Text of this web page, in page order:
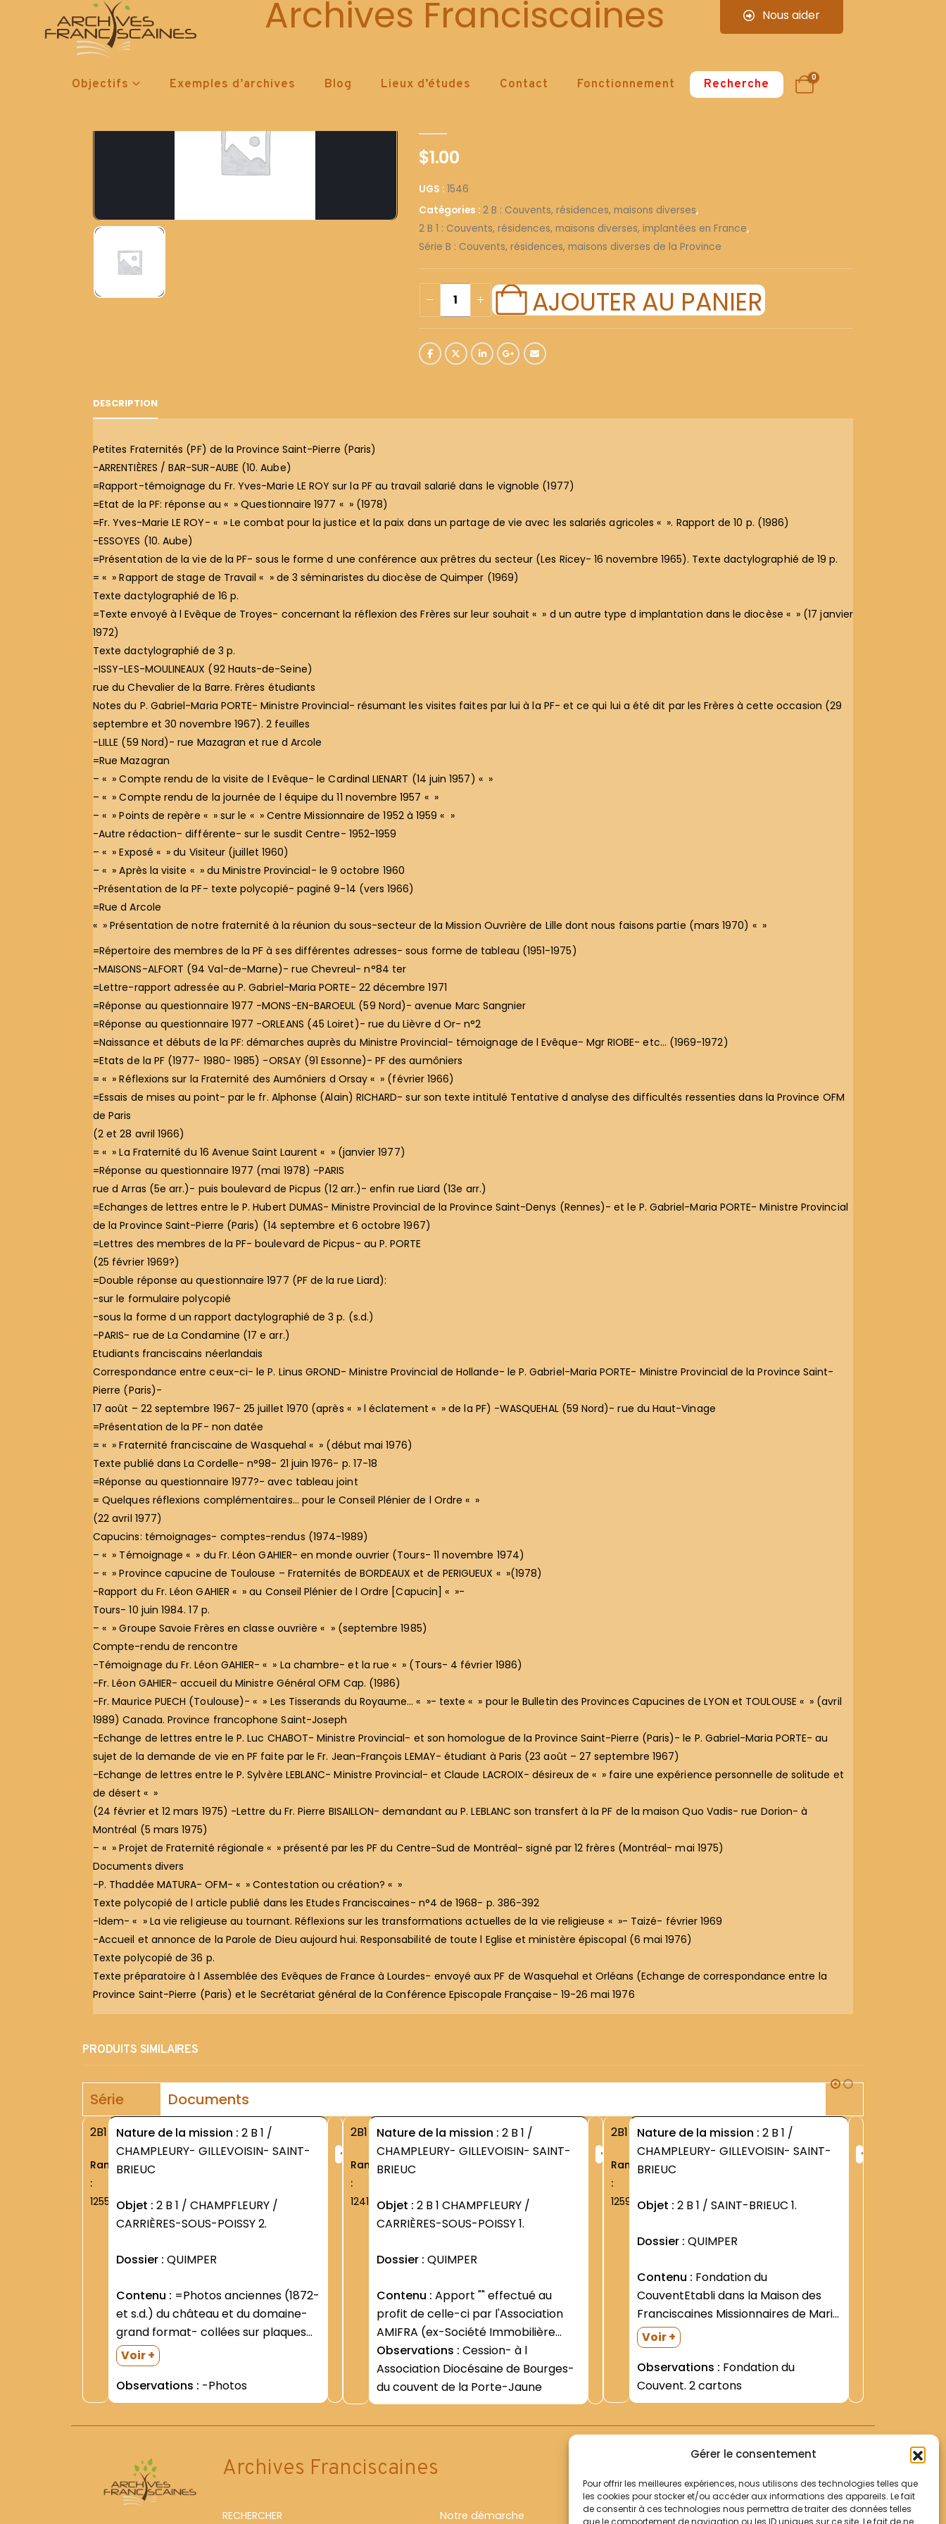
Gérer le consentement
Pour offrir les meilleures expériences, nous utilisons des technologies telles que
les cookies pour stocker et/ou accéder aux informations des appareils. Le fait
de consentir à ces technologies nous permettra de traiter des données telles
que le comportement de navigation ou les ID uniques sur ce site. Le fait de ne
Archives Franciscaines Nous aider
Objectifs Exemples d’archives Blog Lieux d’études Contact Fonctionnement Recherche 0
1546
$1.00
UGS : 1546
Catégories : 2 B : Couvents, résidences, maisons diverses,
2 B 1 : Couvents, résidences, maisons diverses, implantées en France,
Série B : Couvents, résidences, maisons diverses de la Province
AJOUTER AU PANIER
DESCRIPTION
Petites Fraternités (PF) de la Province Saint-Pierre (Paris)
-ARRENTIÈRES / BAR-SUR-AUBE (10. Aube)
=Rapport-témoignage du Fr. Yves-Marie LE ROY sur la PF au travail salarié dans le vignoble (1977)
=Etat de la PF: réponse au « » Questionnaire 1977 « » (1978)
=Fr. Yves-Marie LE ROY- « » Le combat pour la justice et la paix dans un partage de vie avec les salariés agricoles « ». Rapport de 10 p. (1986)
-ESSOYES (10. Aube)
=Présentation de la vie de la PF- sous le forme d une conférence aux prêtres du secteur (Les Ricey- 16 novembre 1965). Texte dactylographié de 19 p.
= « » Rapport de stage de Travail « » de 3 séminaristes du diocèse de Quimper (1969)
Texte dactylographié de 16 p.
=Texte envoyé à l Evêque de Troyes- concernant la réflexion des Frères sur leur souhait « » d un autre type d implantation dans le diocèse « » (17 janvier
1972)
Texte dactylographié de 3 p.
-ISSY-LES-MOULINEAUX (92 Hauts-de-Seine)
rue du Chevalier de la Barre. Frères étudiants
Notes du P. Gabriel-Maria PORTE- Ministre Provincial- résumant les visites faites par lui à la PF- et ce qui lui a été dit par les Frères à cette occasion (29
septembre et 30 novembre 1967). 2 feuilles
-LILLE (59 Nord)- rue Mazagran et rue d Arcole
=Rue Mazagran
– « » Compte rendu de la visite de l Evêque- le Cardinal LIENART (14 juin 1957) « »
– « » Compte rendu de la journée de l équipe du 11 novembre 1957 « »
– « » Points de repère « » sur le « » Centre Missionnaire de 1952 à 1959 « »
-Autre rédaction- différente- sur le susdit Centre- 1952-1959
– « » Exposé « » du Visiteur (juillet 1960)
– « » Après la visite « » du Ministre Provincial- le 9 octobre 1960
-Présentation de la PF- texte polycopié- paginé 9-14 (vers 1966)
=Rue d Arcole
« » Présentation de notre fraternité à la réunion du sous-secteur de la Mission Ouvrière de Lille dont nous faisons partie (mars 1970) « »
=Répertoire des membres de la PF à ses différentes adresses- sous forme de tableau (1951-1975)
-MAISONS-ALFORT (94 Val-de-Marne)- rue Chevreul- n°84 ter
=Lettre-rapport adressée au P. Gabriel-Maria PORTE- 22 décembre 1971
=Réponse au questionnaire 1977 -MONS-EN-BAROEUL (59 Nord)- avenue Marc Sangnier
=Réponse au questionnaire 1977 -ORLEANS (45 Loiret)- rue du Lièvre d Or- n°2
=Naissance et débuts de la PF: démarches auprès du Ministre Provincial- témoignage de l Evêque- Mgr RIOBE- etc… (1969-1972)
=Etats de la PF (1977- 1980- 1985) -ORSAY (91 Essonne)- PF des aumôniers
= « » Réflexions sur la Fraternité des Aumôniers d Orsay « » (février 1966)
=Essais de mises au point- par le fr. Alphonse (Alain) RICHARD- sur son texte intitulé Tentative d analyse des difficultés ressenties dans la Province OFM
de Paris
(2 et 28 avril 1966)
= « » La Fraternité du 16 Avenue Saint Laurent « » (janvier 1977)
=Réponse au questionnaire 1977 (mai 1978) -PARIS
rue d Arras (5e arr.)- puis boulevard de Picpus (12 arr.)- enfin rue Liard (13e arr.)
=Echanges de lettres entre le P. Hubert DUMAS- Ministre Provincial de la Province Saint-Denys (Rennes)- et le P. Gabriel-Maria PORTE- Ministre Provincial
de la Province Saint-Pierre (Paris) (14 septembre et 6 octobre 1967)
=Lettres des membres de la PF- boulevard de Picpus- au P. PORTE
(25 février 1969?)
=Double réponse au questionnaire 1977 (PF de la rue Liard):
-sur le formulaire polycopié
-sous la forme d un rapport dactylographié de 3 p. (s.d.)
-PARIS- rue de La Condamine (17 e arr.)
Etudiants franciscains néerlandais
Correspondance entre ceux-ci- le P. Linus GROND- Ministre Provincial de Hollande- le P. Gabriel-Maria PORTE- Ministre Provincial de la Province Saint-
Pierre (Paris)-
17 août – 22 septembre 1967- 25 juillet 1970 (après « » l éclatement « » de la PF) -WASQUEHAL (59 Nord)- rue du Haut-Vinage
=Présentation de la PF- non datée
= « » Fraternité franciscaine de Wasquehal « » (début mai 1976)
Texte publié dans La Cordelle- n°98- 21 juin 1976- p. 17-18
=Réponse au questionnaire 1977?- avec tableau joint
= Quelques réflexions complémentaires… pour le Conseil Plénier de l Ordre « »
(22 avril 1977)
Capucins: témoignages- comptes-rendus (1974-1989)
– « » Témoignage « » du Fr. Léon GAHIER- en monde ouvrier (Tours- 11 novembre 1974)
– « » Province capucine de Toulouse – Fraternités de BORDEAUX et de PERIGUEUX « »(1978)
-Rapport du Fr. Léon GAHIER « » au Conseil Plénier de l Ordre [Capucin] « »-
Tours- 10 juin 1984. 17 p.
– « » Groupe Savoie Frères en classe ouvrière « » (septembre 1985)
Compte-rendu de rencontre
-Témoignage du Fr. Léon GAHIER- « » La chambre- et la rue « » (Tours- 4 février 1986)
-Fr. Léon GAHIER- accueil du Ministre Général OFM Cap. (1986)
-Fr. Maurice PUECH (Toulouse)- « » Les Tisserands du Royaume… « »- texte « » pour le Bulletin des Provinces Capucines de LYON et TOULOUSE « » (avril
1989) Canada. Province francophone Saint-Joseph
-Echange de lettres entre le P. Luc CHABOT- Ministre Provincial- et son homologue de la Province Saint-Pierre (Paris)- le P. Gabriel-Maria PORTE- au
sujet de la demande de vie en PF faite par le Fr. Jean-François LEMAY- étudiant à Paris (23 août – 27 septembre 1967)
-Echange de lettres entre le P. Sylvère LEBLANC- Ministre Provincial- et Claude LACROIX- désireux de « » faire une expérience personnelle de solitude et
de désert « »
(24 février et 12 mars 1975) -Lettre du Fr. Pierre BISAILLON- demandant au P. LEBLANC son transfert à la PF de la maison Quo Vadis- rue Dorion- à
Montréal (5 mars 1975)
– « » Projet de Fraternité régionale « » présenté par les PF du Centre-Sud de Montréal- signé par 12 frères (Montréal- mai 1975)
Documents divers
-P. Thaddée MATURA- OFM- « » Contestation ou création? « »
Texte polycopié de l article publié dans les Etudes Franciscaines- n°4 de 1968- p. 386-392
-Idem- « » La vie religieuse au tournant. Réflexions sur les transformations actuelles de la vie religieuse « »- Taizé- février 1969
-Accueil et annonce de la Parole de Dieu aujourd hui. Responsabilité de toute l Eglise et ministère épiscopal (6 mai 1976)
Texte polycopié de 36 p.
Texte préparatoire à l Assemblée des Evêques de France à Lourdes- envoyé aux PF de Wasquehal et Orléans (Echange de correspondance entre la
Province Saint-Pierre (Paris) et le Secrétariat général de la Conférence Episcopale Française- 19-26 mai 1976
PRODUITS SIMILAIRES
Série Documents
2B1
Rang
:
1255
Nature de la mission : 2 B 1 /
CHAMPLEURY- GILLEVOISIN- SAINT-
BRIEUC
Objet : 2 B 1 / CHAMPFLEURY /
CARRIÈRES-SOUS-POISSY 2.
Dossier : QUIMPER
Contenu :
et s.d.) du château et du domaine-
grand format- collées sur plaques
de carton =Le château. Le domaine.
Le paysage alentour =L intérieur de
la chapelle =Ordination (1941- 1943-
1950- 1954- 1955) =Groupes divers
=Photos individuelles de...
Voir +
Observations : -Photos
+
2B1
Rang
:
1241
Nature de la mission : 2 B 1 /
CHAMPLEURY- GILLEVOISIN- SAINT-
BRIEUC
Objet : 2 B 1 CHAMPFLEURY /
CARRIÈRES-SOUS-POISSY 1.
Dossier : QUIMPER
Contenu :
profit de celle-ci par l'Association
AMIFRA (ex-Société Immobilière
Sarrette) (5 juillet 1985 - 31 mars
1986) -Retards dans l exécution de
cet "" apport "" (27 avril 1987- 25
mars 1988)
Observations : Cession- à l
Association Diocésaine de Bourges-
du couvent de la Porte-Jaune
+
2B1
Rang
:
1259
Nature de la mission : 2 B 1 /
CHAMPLEURY- GILLEVOISIN- SAINT-
BRIEUC
Objet : 2 B 1 / SAINT-BRIEUC 1.
Dossier : QUIMPER
Contenu :
CouventEtabli dans la Maison des
Franciscaines Missionnaires de Marie
-Correspondance (originale- et
sous forme de copies)- actes
notariés- rescrit de la Congrégation
romaine pour la Discipline religieuse-
extrait des écrits de la Bienheureuse
Marie de la Passion- notes...
Voir +
Observations : Fondation du
Couvent. 2 cartons
+
Archives Franciscaines
RECHERCHER Notre démarche Votre panier